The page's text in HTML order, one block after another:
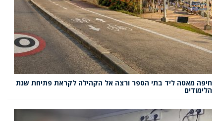
חיפה מאטה ליד בתי הספר ורצה אל הקהילה לקראת פתיחת שנת
הלימודים